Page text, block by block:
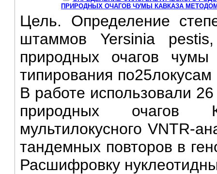
ПРИРОДНЫХ ОЧАГОВ ЧУМЫ КАВКАЗА МЕТОДОМ
Цель. Определение
штаммов Yersinia
природных очагов
типирования
В работе использовали
природных очагов
мультилокусного VNTR-
тандемных повторов в
Расшифровку